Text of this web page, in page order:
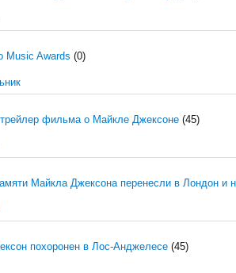
Music Awards (0)
фильма о Майкле Джексоне (45)
Майкла Джексона перенесли в Лондон и
похоронен в Лос-Анджелесе (45)